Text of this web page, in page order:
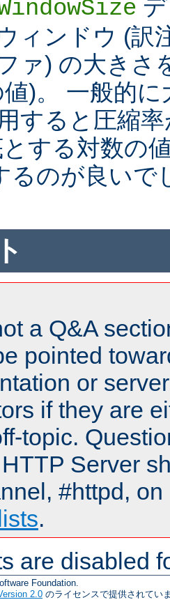
ィンドウ (訳
ァ) の大きさ
)。 一般的
すると圧縮
する対数の
るのが良いで
a Q&A
pointed
or
if they are
topic.
Server
#httpd,
.
are disabled
Foundation.
2.0 のライセンスで提供されてい